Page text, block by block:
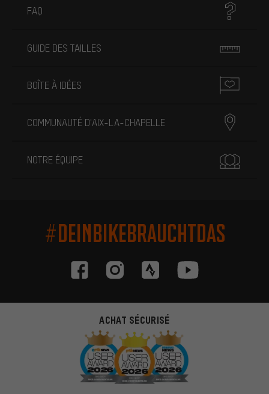
FAQ
GUIDE DES TAILLES
BOÎTE À IDÉES
COMMUNAUTÉ D'AIX-LA-CHAPELLE
NOTRE ÉQUIPE
#DEINBIKEBRAUCHTDAS
ACHAT SÉCURISÉ